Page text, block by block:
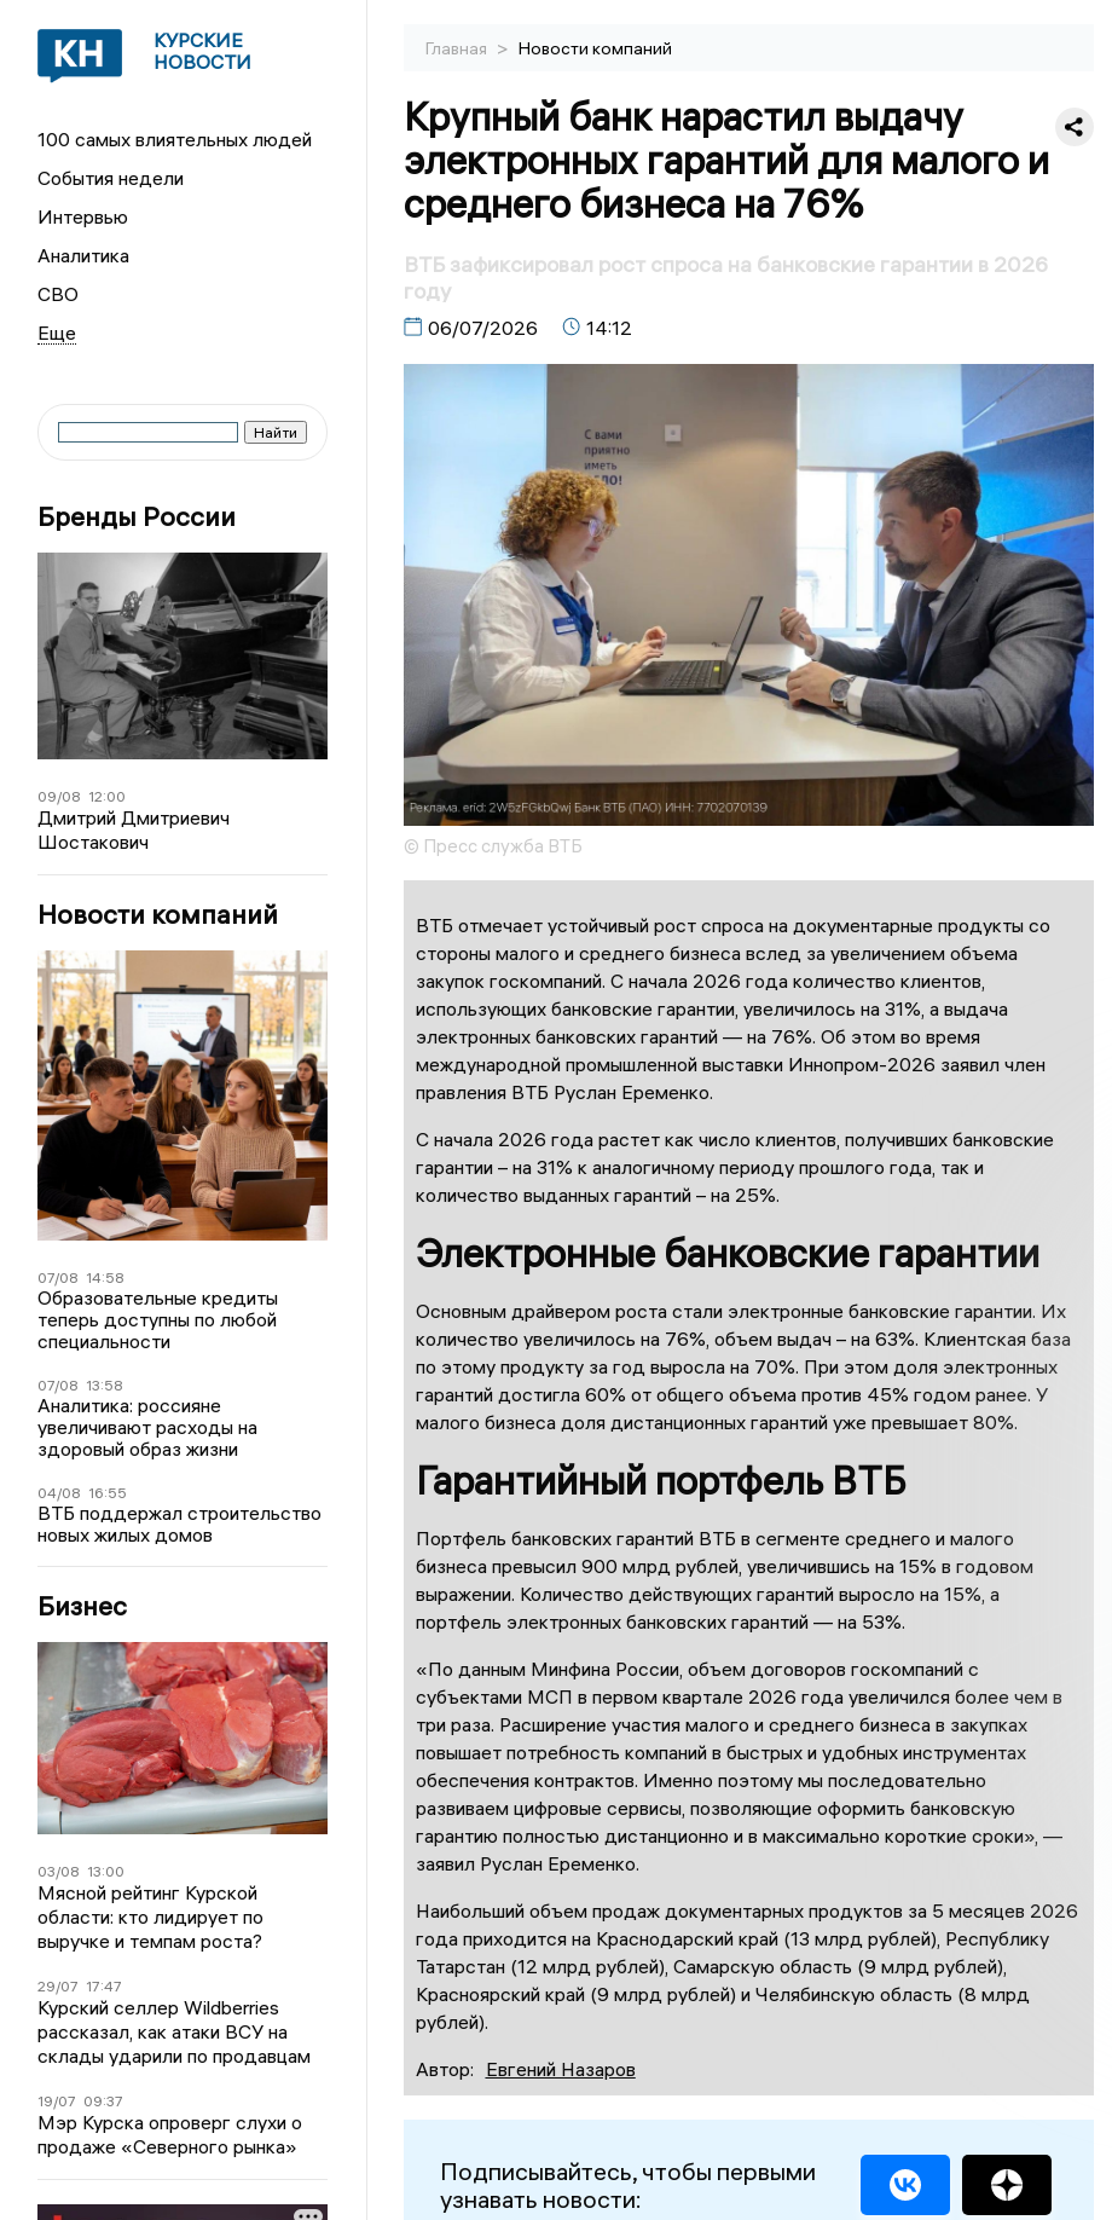
КУРСКИЕ
НОВОСТИ
100 самых влиятельных людей
События недели
Интервью
Аналитика
СВО
Бренды России
09/08 12:00
Дмитрий Дмитриевич
Шостакович
Новости компаний
07/08 14:58
Образовательные кредиты
теперь доступны по любой
специальности
07/08 13:58
Аналитика: россияне
увеличивают расходы на
здоровый образ жизни
04/08 16:55
ВТБ поддержал строительство
новых жилых домов
Бизнес
03/08 13:00
Мясной рейтинг Курской
области: кто лидирует по
выручке и темпам роста?
29/07 17:47
Курский селлер Wildberries
рассказал, как атаки ВСУ на
склады ударили по продавцам
19/07 09:37
Мэр Курска опроверг слухи о
продаже «Северного рынка»
Главная > Новости компаний
Крупный банк нарастил выдачу
электронных гарантий для малого и
среднего бизнеса на 76%
ВТБ зафиксировал рост спроса на банковские гарантии в 2026
году
06/07/2026 14:12
© Пресс служба ВТБ
ВТБ отмечает устойчивый рост спроса на документарные продукты со
стороны малого и среднего бизнеса вслед за увеличением объема
закупок госкомпаний. С начала 2026 года количество клиентов,
использующих банковские гарантии, увеличилось на 31%, а выдача
электронных банковских гарантий — на 76%. Об этом во время
международной промышленной выставки Иннопром-2026 заявил член
правления ВТБ Руслан Еременко.
С начала 2026 года растет как число клиентов, получивших банковские
гарантии – на 31% к аналогичному периоду прошлого года, так и
количество выданных гарантий – на 25%.
Электронные банковские гарантии
Основным драйвером роста стали электронные банковские гарантии. Их
количество увеличилось на 76%, объем выдач – на 63%. Клиентская база
по этому продукту за год выросла на 70%. При этом доля электронных
гарантий достигла 60% от общего объема против 45% годом ранее. У
малого бизнеса доля дистанционных гарантий уже превышает 80%.
Гарантийный портфель ВТБ
Портфель банковских гарантий ВТБ в сегменте среднего и малого
бизнеса превысил 900 млрд рублей, увеличившись на 15% в годовом
выражении. Количество действующих гарантий выросло на 15%, а
портфель электронных банковских гарантий — на 53%.
«По данным Минфина России, объем договоров госкомпаний с
субъектами МСП в первом квартале 2026 года увеличился более чем в
три раза. Расширение участия малого и среднего бизнеса в закупках
повышает потребность компаний в быстрых и удобных инструментах
обеспечения контрактов. Именно поэтому мы последовательно
развиваем цифровые сервисы, позволяющие оформить банковскую
гарантию полностью дистанционно и в максимально короткие сроки», —
заявил Руслан Еременко.
Наибольший объем продаж документарных продуктов за 5 месяцев 2026
года приходится на Краснодарский край (13 млрд рублей), Республику
Татарстан (12 млрд рублей), Самарскую область (9 млрд рублей),
Красноярский край (9 млрд рублей) и Челябинскую область (8 млрд
рублей).
Автор: Евгений Назаров
Подписывайтесь, чтобы первыми
узнавать новости: